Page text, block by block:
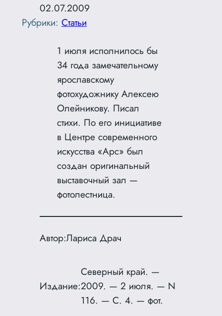
02.07.2009
Рубрики: Статьи
1 июля исполнилось бы
34 года замечательному
ярославскому
фотохудожнику Алексею
Олейникову. Писал
стихи. По его инициативе
в Центре современного
искусства «Арс» был
создан оригинальный
выставочный зал —
фотолестница.
Автор:Лариса Драч
Издание:
Северный край. —
2009. — 2 июля. — N
116. — С. 4. — фот.